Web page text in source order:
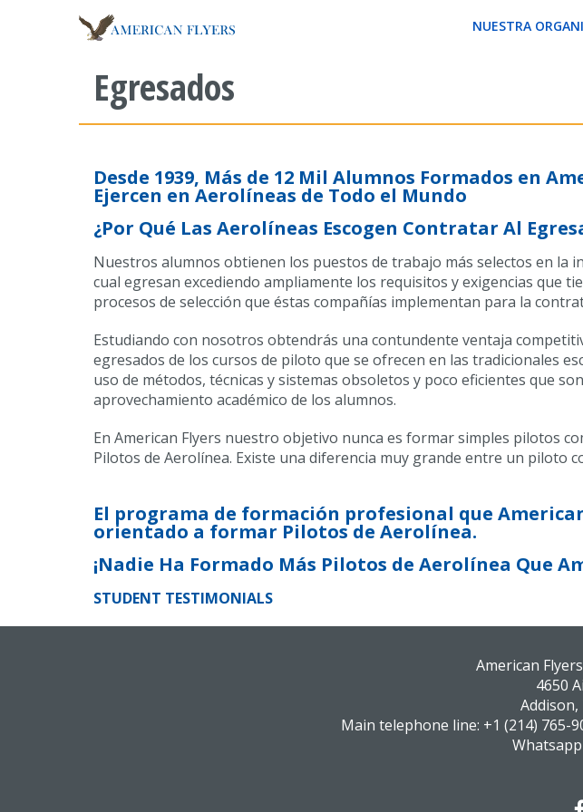
NUESTRA
Egresados
Desde 1939, Más de 12 Mil Alumnos Formados en
Ejercen en Aerolíneas de Todo el Mundo
¿Por Qué Las Aerolíneas Escogen Contratar Al
Nuestros alumnos obtienen los puestos de trabajo más selectos en
cual egresan excediendo ampliamente los requisitos y exigencias que
procesos de selección que éstas compañías implementan para la
Estudiando con nosotros obtendrás una contundente ventaja
egresados de los cursos de piloto que se ofrecen en las tradicionales
uso de métodos, técnicas y sistemas obsoletos y poco eficientes que
aprovechamiento académico de los alumnos.
En American Flyers nuestro objetivo nunca es formar simples pilotos
Pilotos de Aerolínea. Existe una diferencia muy grande entre un piloto
El programa de formación profesional que
orientado a formar Pilotos de Aerolínea.
¡Nadie Ha Formado Más Pilotos de Aerolínea Que
STUDENT TESTIMONIALS
American
4650
Addison,
Main telephone line: +1 (214) 765-
Whatsapp